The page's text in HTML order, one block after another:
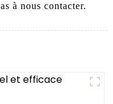
à nous contacter.